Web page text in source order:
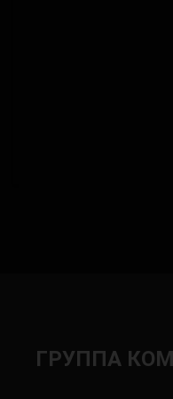
ГРУППА